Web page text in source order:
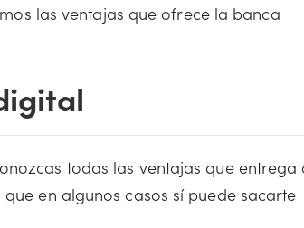
las ventajas que ofrece la banca
todas las ventajas que entrega
en algunos casos sí puede sacarte